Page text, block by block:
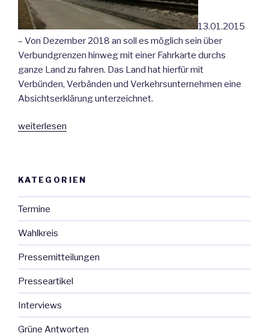
13.01.2015
– Von Dezember 2018 an soll es möglich sein über
Verbundgrenzen hinweg mit einer Fahrkarte durchs
ganze Land zu fahren. Das Land hat hierfür mit
Verbünden, Verbänden und Verkehrsunternehmen eine
Absichtserklärung unterzeichnet.
„Absichtserklärung
ÖPNV“
weiterlesen
KATEGORIEN
Termine
Wahlkreis
Pressemitteilungen
Presseartikel
Interviews
Grüne Antworten